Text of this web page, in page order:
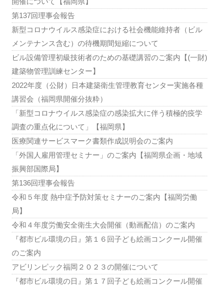
第137回理事会報告
新型コロナウイルス感染症における社会機能維持者（ビル
メンテナンス含む）の待機期間短縮について
ビル設備管理初級技術者のための基礎講習のご案内【(一財)
建築物管理訓練センター】
2022年度（公財）日本建築衛生管理教育センター実施各種
講習会（福岡県開催分抜粋）
「新型コロナウイルス感染症の感染拡大に伴う積極的疫学
調査の重点化について」【福岡県】
医療関連サービスマーク書類作成説明会のご案内
「外国人雇用管理セミナー」のご案内【福岡県企画・地域
振興部国際局】
第136回理事会報告
令和５年度 熱中症予防対策セミナーのご案内【福岡労働
局】
令和４年度労働安全衛生大会開催（動画配信）のご案内
『都市ビル環境の日』第１６回子ども絵画コンクール開催
のご案内
アビリンピック福岡２０２３の開催について
『都市ビル環境の日』第１７回子ども絵画コンクール開催